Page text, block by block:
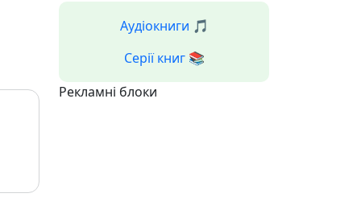
Аудіокниги 🎵
Серії книг 📚
Рекламні блоки